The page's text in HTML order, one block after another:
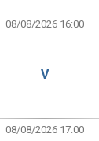
08/08/2026 16:00
V
08/08/2026 17:00